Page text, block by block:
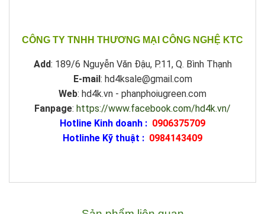
CÔNG TY TNHH THƯƠNG MẠI CÔNG NGHỆ KTC
Add: 189/6 Nguyễn Văn Đậu, P.11, Q. Bình Thạnh
E-mail : hd4ksale@gmail.com
Web: hd4k.vn - phanphoiugreen.com
Fanpage: https://www.facebook.com/hd4k.vn/
Hotline Kinh doanh : 0906375709
Hotlinhe Kỹ thuật : 0984143409